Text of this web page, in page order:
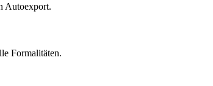
Autoexport.
Formalitäten.